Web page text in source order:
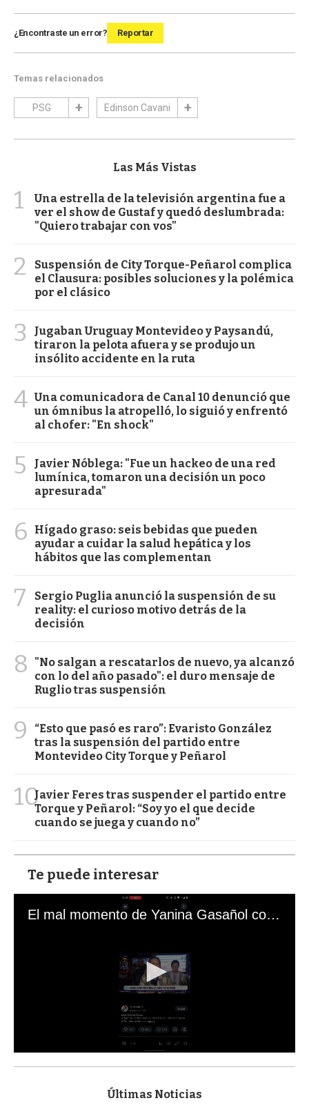
¿Encontraste un error? Reportar
Temas relacionados
PSG Edinson Cavani
Las Más Vistas
1
Una estrella de la televisión argentina fue a
ver el show de Gustaf y quedó deslumbrada:
"Quiero trabajar con vos"
2
Suspensión de City Torque-Peñarol complica
el Clausura: posibles soluciones y la polémica
por el clásico
3
Jugaban Uruguay Montevideo y Paysandú,
tiraron la pelota afuera y se produjo un
insólito accidente en la ruta
4 Una comunicadora de Canal 10 denunció que
un ómnibus la atropelló, lo siguió y enfrentó
al chofer: "En shock"
5
Javier Nóblega: "Fue un hackeo de una red
lumínica, tomaron una decisión un poco
apresurada"
6
Hígado graso: seis bebidas que pueden
ayudar a cuidar la salud hepática y los
hábitos que las complementan
7
Sergio Puglia anunció la suspensión de su
reality: el curioso motivo detrás de la
decisión
8
"No salgan a rescatarlos de nuevo, ya alcanzó
con lo del año pasado": el duro mensaje de
Ruglio tras suspensión
9
“Esto que pasó es raro”: Evaristo González
tras la suspensión del partido entre
Montevideo City Torque y Peñarol
10Javier Feres tras suspender el partido entre
Torque y Peñarol: “Soy yo el que decide
cuando se juega y cuando no”
Te puede interesar
El mal momento de Yanina Gasañol con un hincha argentino en "Subrayado"
s
Últimas Noticias